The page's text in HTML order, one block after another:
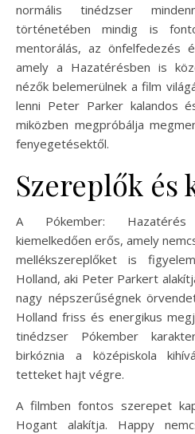
normális tinédzser
történetében mindig is
mentorálás, az önfelfedezés
amely a Hazatérésben is
nézők belemerülnek a film
lenni Peter Parker kalandos
miközben megpróbálja
fenyegetésektől.
Szereplők és
A Pókember:
kiemelkedően erős, amely
mellékszereplőket is
Holland, aki Peter Parkert
nagy népszerűségnek
Holland friss és energikus
tinédzser Pókember
birkóznia a középiskola
tetteket hajt végre.
A filmben fontos szerepet
Hogant alakítja. Happy